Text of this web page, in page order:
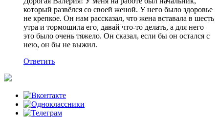
который развёлся со своей женой. У него было здоровье
не крепкое. Он нам рассказал, что жена вставала в шесть
утра и тормошила его, давай что-то делать, а для него
это было очень тяжело. Он сказал, если бы он остался с
нею, он бы не выжил.
Ответить